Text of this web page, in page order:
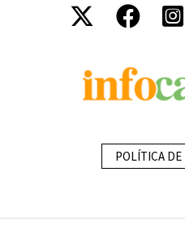
POLÍTICA DE